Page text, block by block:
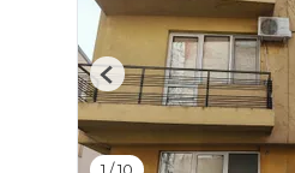
Previous